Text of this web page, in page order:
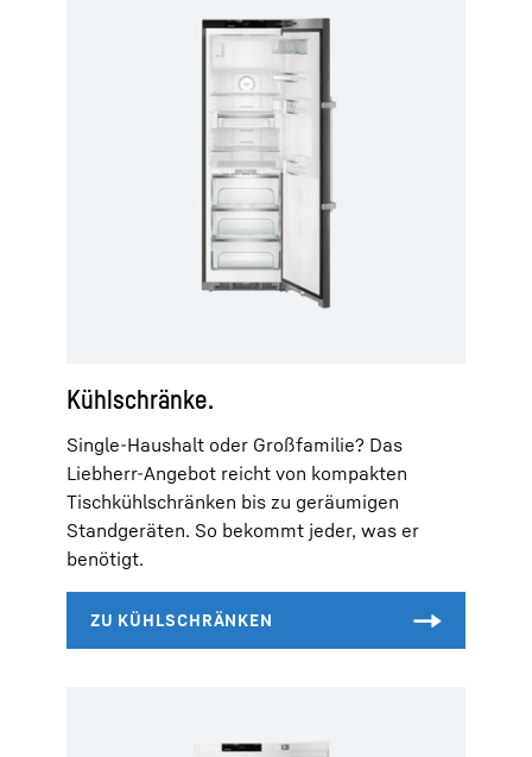
Kühlschränke.
Single-Haushalt oder Großfamilie? Das
Liebherr-Angebot reicht von kompakten
Tischkühlschränken bis zu geräumigen
Standgeräten. So bekommt jeder, was er
benötigt.